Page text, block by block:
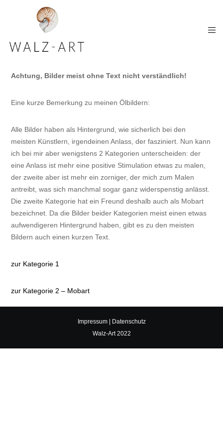
Achtung, Bilder meist ohne Text nicht verständlich!
Eine kurze Bemerkung zu meinen Ölbildern:
Alle Bilder haben als Hintergrund, wie sicherlich bei den
meisten Künstlern, irgendeinen Anlass, der fasziniert. Nun kann
ich bei mir aber wenigstens 2 Kategorien unterscheiden: der
eine Anlass ist mehr eine positive Stimulation etwas zu malen,
der zweite aber ist mehr ein zorniger, der mich zum Malen
antreibt, was sich manchmal sogar ganz widerspenstig anlässt.
Die zweite Kategorie hat ein Freund deshalb auch als Mobart
bezeichnet. Da die Bilder beider Kategorien meist einen etwas
aufwendigeren Hintergrund haben, gibt es zu den meisten
Bildern auch einen kurzen Text.
zur Kategorie 1
zur Kategorie 2 – Mobart
Impressum|
Datenschutz
Walz-Art 2022